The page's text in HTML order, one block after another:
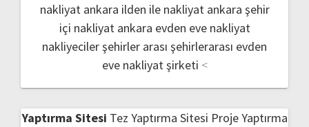
nakliyat ankara ilden ile nakliyat ankara şehir
içi nakliyat ankara evden eve nakliyat
nakliyeciler şehirler arası şehirlerarası evden
eve nakliyat şirketi <
Yaptırma Sitesi Tez Yaptırma Sitesi Proje Yaptırma